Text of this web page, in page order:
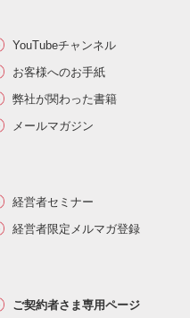
YouTubeチャンネル
お客様へのお手紙
弊社が関わった書籍
メールマガジン
経営者セミナー
経営者限定メルマガ登録
ご契約者さま専用ページ